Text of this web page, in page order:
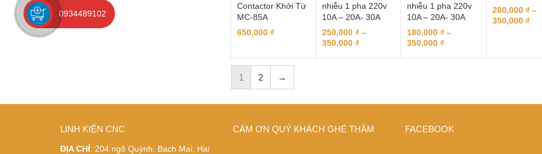
Contactor Khởi Từ
MC-85A
650,000 ₫
nhiễu 1 pha 220v
10A – 20A- 30A
250,000 ₫ –
350,000 ₫
nhiễu 1 pha 220v
10A – 20A- 30A
180,000 ₫ –
350,000 ₫
280,000 ₫–
350,000 ₫
1 2 →
LINH KIỆN CNC
ĐỊA CHỈ: 204 ngõ Quỳnh, Bạch Mai, Hai
CÁM ƠN QUÝ KHÁCH GHÉ THĂM FACEBOOK
0934489102